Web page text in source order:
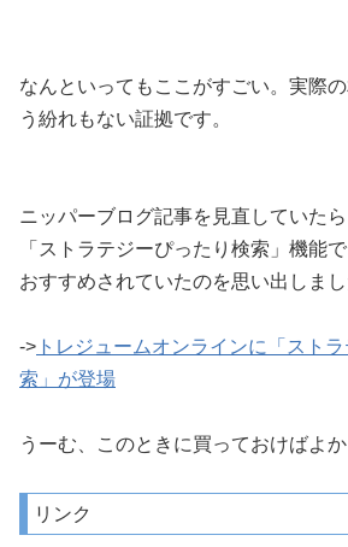
なんといってもここがすごい。実際
う紛れもない証拠です。
ニッパーブログ記事を見直していた
「ストラテジーぴったり検索」機能
おすすめされていたのを思い出しまし
-> トレジュームオンラインに「スト
索」が登場
うーむ、このときに買っておけばよか
リンク